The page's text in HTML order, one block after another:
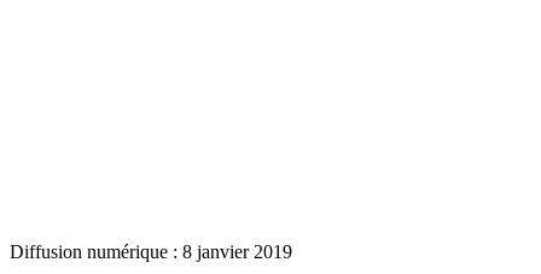
Diffusion numérique : 8 janvier 2019